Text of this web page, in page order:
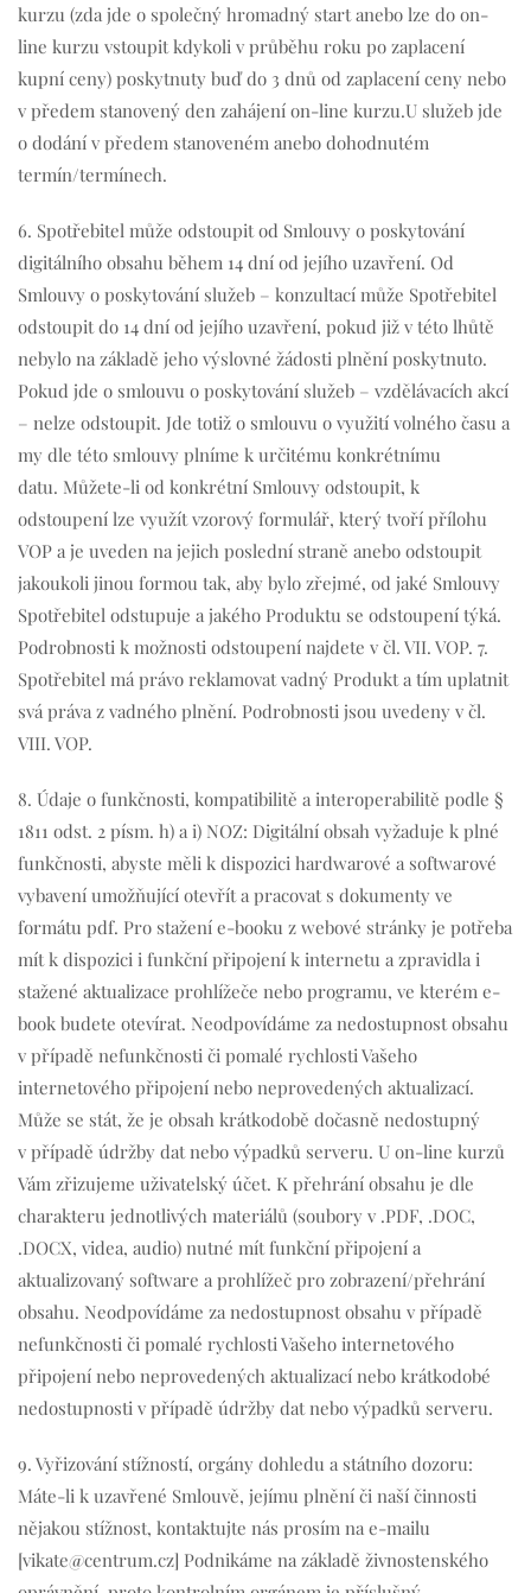
kurzu (zda jde o společný hromadný start anebo lze do on-
line kurzu vstoupit kdykoli v průběhu roku po zaplacení
kupní ceny) poskytnuty buď do 3 dnů od zaplacení ceny nebo
v předem stanovený den zahájení on-line kurzu.U služeb jde
o dodání v předem stanoveném anebo dohodnutém
termín/termínech.
6. Spotřebitel může odstoupit od Smlouvy o poskytování
digitálního obsahu během 14 dní od jejího uzavření. Od
Smlouvy o poskytování služeb – konzultací může Spotřebitel
odstoupit do 14 dní od jejího uzavření, pokud již v této lhůtě
nebylo na základě jeho výslovné žádosti plnění poskytnuto.
Pokud jde o smlouvu o poskytování služeb – vzdělávacích akcí
– nelze odstoupit. Jde totiž o smlouvu o využití volného času a
my dle této smlouvy plníme k určitému konkrétnímu
datu. Můžete-li od konkrétní Smlouvy odstoupit, k
odstoupení lze využít vzorový formulář, který tvoří přílohu
VOP a je uveden na jejich poslední straně anebo odstoupit
jakoukoli jinou formou tak, aby bylo zřejmé, od jaké Smlouvy
Spotřebitel odstupuje a jakého Produktu se odstoupení týká.
Podrobnosti k možnosti odstoupení najdete v čl. VII. VOP. 7.
Spotřebitel má právo reklamovat vadný Produkt a tím uplatnit
svá práva z vadného plnění. Podrobnosti jsou uvedeny v čl.
VIII. VOP.
8. Údaje o funkčnosti, kompatibilitě a interoperabilitě podle §
1811 odst. 2 písm. h) a i) NOZ: Digitální obsah vyžaduje k plné
funkčnosti, abyste měli k dispozici hardwarové a softwarové
vybavení umožňující otevřít a pracovat s dokumenty ve
formátu pdf. Pro stažení e-booku z webové stránky je potřeba
mít k dispozici i funkční připojení k internetu a zpravidla i
stažené aktualizace prohlížeče nebo programu, ve kterém e-
book budete otevírat. Neodpovídáme za nedostupnost obsahu
v případě nefunkčnosti či pomalé rychlosti Vašeho
internetového připojení nebo neprovedených aktualizací.
Může se stát, že je obsah krátkodobě dočasně nedostupný
v případě údržby dat nebo výpadků serveru. U on-line kurzů
Vám zřizujeme uživatelský účet. K přehrání obsahu je dle
charakteru jednotlivých materiálů (soubory v .PDF, .DOC,
.DOCX, videa, audio) nutné mít funkční připojení a
aktualizovaný software a prohlížeč pro zobrazení/přehrání
obsahu. Neodpovídáme za nedostupnost obsahu v případě
nefunkčnosti či pomalé rychlosti Vašeho internetového
připojení nebo neprovedených aktualizací nebo krátkodobé
nedostupnosti v případě údržby dat nebo výpadků serveru.
9. Vyřizování stížností, orgány dohledu a státního dozoru:
Máte-li k uzavřené Smlouvě, jejímu plnění či naší činnosti
nějakou stížnost, kontaktujte nás prosím na e-mailu
[vikate@centrum.cz] Podnikáme na základě živnostenského